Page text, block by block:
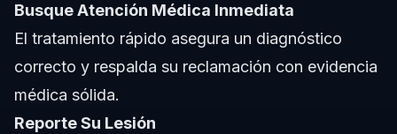
Busque Atención Médica Inmediata
El tratamiento rápido asegura un diagnóstico
correcto y respalda su reclamación con evidencia
médica sólida.
Reporte Su Lesión